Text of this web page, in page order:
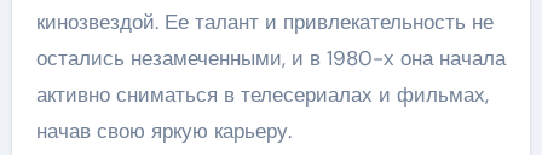
кинозвездой. Ее талант и привлекательность не
остались незамеченными, и в 1980-х она начала
активно сниматься в телесериалах и фильмах,
начав свою яркую карьеру.